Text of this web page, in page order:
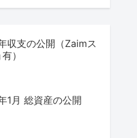
収支の公開（Zaimス
）
1月 総資産の公開